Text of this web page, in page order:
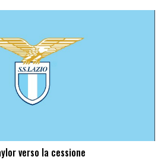
verso la cessione